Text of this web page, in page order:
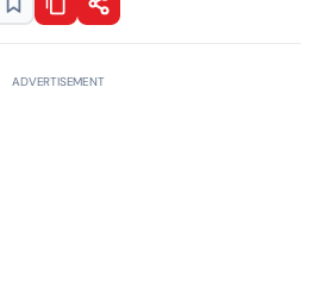
ADVERTISEMENT